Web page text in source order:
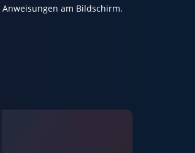
am Bildschirm.